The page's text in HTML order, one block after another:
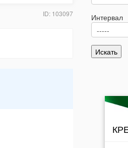
ID: 103097 Интервал